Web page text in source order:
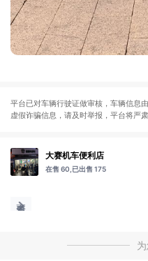
平台已对车辆行驶证做审核，车辆信息
虚假诈骗信息，请及时举报，平台将严肃
大赛机车便利店
在售 60, 已出售 175